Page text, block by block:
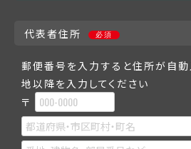
代表者住所 必須
郵便番号を入力すると住所が自動
地以降を入力してください
〒